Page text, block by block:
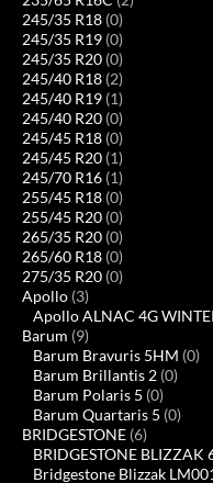
245/35 R18 (0)
245/35 R19 (0)
245/35 R20 (0)
245/40 R18 (2)
245/40 R19 (1)
245/40 R20 (0)
245/45 R18 (0)
245/45 R20 (1)
245/70 R16 (1)
255/45 R18 (0)
255/45 R20 (0)
265/35 R20 (0)
265/60 R18 (0)
275/35 R20 (0)
Apollo (3)
Apollo ALNAC 4G
Barum (9)
Barum Bravuris 5HM (0)
Barum Brillantis 2 (0)
Barum Polaris 5 (0)
Barum Quartaris 5 (0)
BRIDGESTONE (6)
BRIDGESTONE BLIZZAK
Bridgestone Blizzak